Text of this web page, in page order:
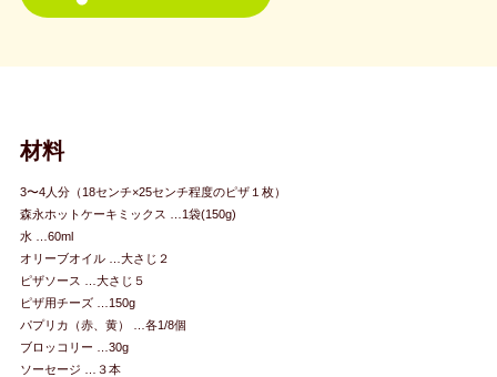
材料
3〜4人分（18センチ×25センチ程度のピザ１枚）
森永ホットケーキミックス …1袋(150g)
水 …60ml
オリーブオイル …大さじ２
ピザソース …大さじ５
ピザ用チーズ …150g
パプリカ（赤、黄） …各1/8個
ブロッコリー …30g
ソーセージ …３本